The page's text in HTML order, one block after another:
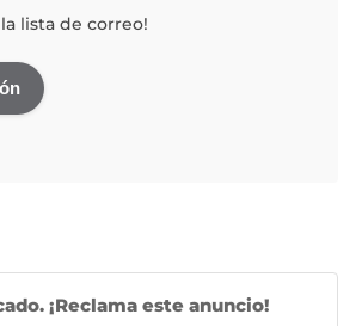
lista de correo!
¡Reclama este anuncio!